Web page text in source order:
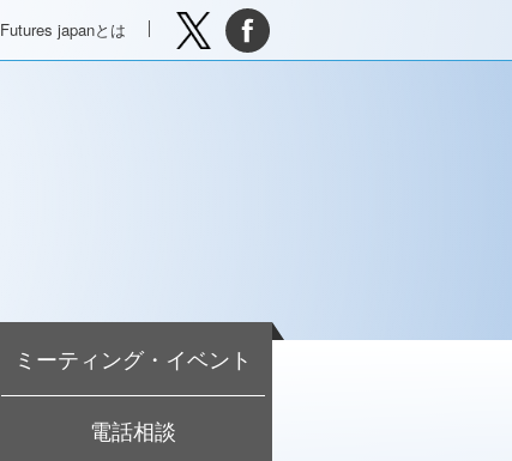
Futures japanとは
ミーティング・イベント
電話相談